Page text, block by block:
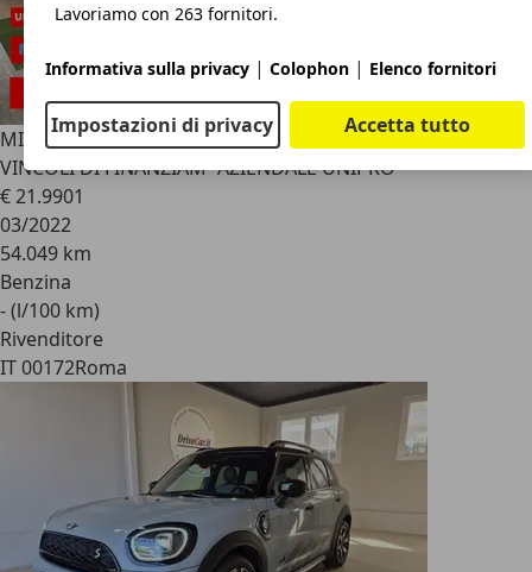
MINI Cooper Countryman1.5 136CV TETTO PELLE*NO
VINCOLI DI FINANZIAM*AZIENDALE UNIPRO
€ 21.9901
03/2022
54.049 km
Benzina
- (l/100 km)
Rivenditore
IT 00172Roma
Lavoriamo con 263 fornitori.
Informativa sulla privacy | Colophon | Elenco fornitori
Impostazioni di privacy Accetta tutto